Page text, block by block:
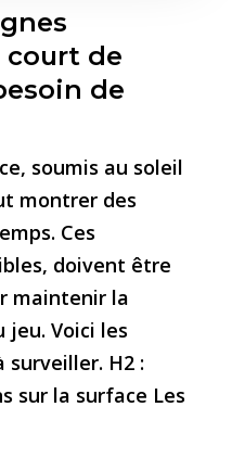
court de
de
soumis au soleil
montrer des
Ces
doivent être
maintenir la
Voici les
surveiller. H2 :
sur la surface Les